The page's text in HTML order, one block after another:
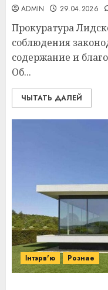
ADMIN 29.04.2026
Прокуратура
соблюдения
содержание и
Об...
ЧЫТАТЬ ДАЛЕЙ
Інтэрв'ю Рознае